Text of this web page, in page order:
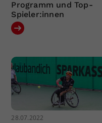
Programm und Top-
Spieler:innen
28.07.2022